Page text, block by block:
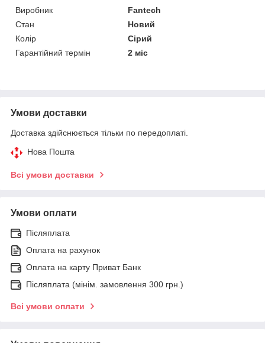
Виробник
Fantech
Стан
Новий
Колір
Сірий
Гарантійний термін
2 міс
Умови доставки
Доставка здійснюється тільки по передоплаті.
Нова Пошта
Всі умови доставки
Умови оплати
Післяплата
Оплата на рахунок
Оплата на карту Приват Банк
Післяплата (мінім. замовлення 300 грн.)
Всі умови оплати